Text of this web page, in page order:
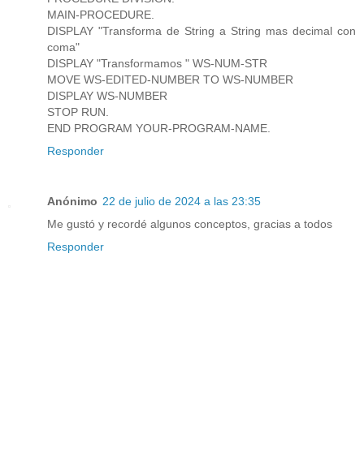
MAIN-PROCEDURE.
DISPLAY "Transforma de String a String mas decimal con
coma"
DISPLAY "Transformamos " WS-NUM-STR
MOVE WS-EDITED-NUMBER TO WS-NUMBER
DISPLAY WS-NUMBER
STOP RUN.
END PROGRAM YOUR-PROGRAM-NAME.
Responder
Anónimo 22 de julio de 2024 a las 23:35
Me gustó y recordé algunos conceptos, gracias a todos
Responder